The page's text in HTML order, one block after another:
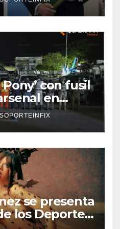
con fusil
en
SOPORTEINFIX
se presenta
los Deportes